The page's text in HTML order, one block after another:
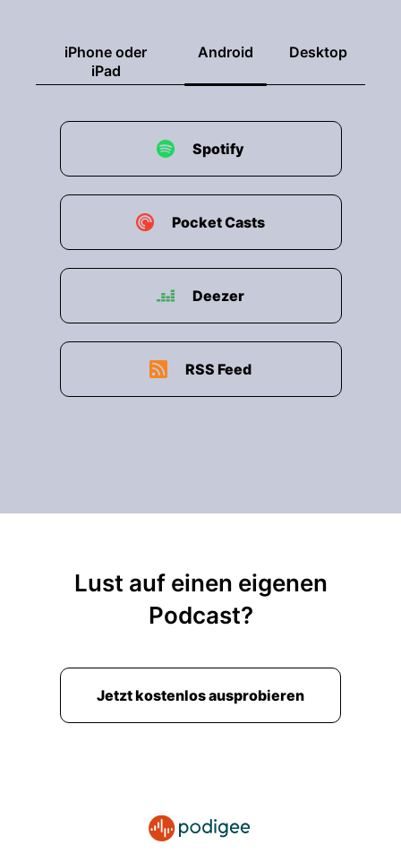
iPhone oder
iPad
Android Desktop
Spotify
Pocket Casts
Deezer
RSS Feed
Lust auf einen eigenen
Podcast?
Jetzt kostenlos ausprobieren